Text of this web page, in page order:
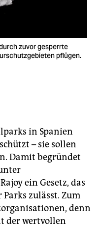
zuvor gesperrte
pflügen.
in Spanien
– sie sollen
Damit begründet
ein Gesetz, das
zulässt. Zum
denn
der wertvollen